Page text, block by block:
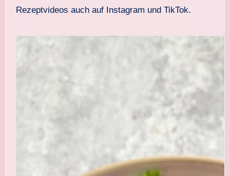
Rezeptvideos auch auf Instagram und TikTok.